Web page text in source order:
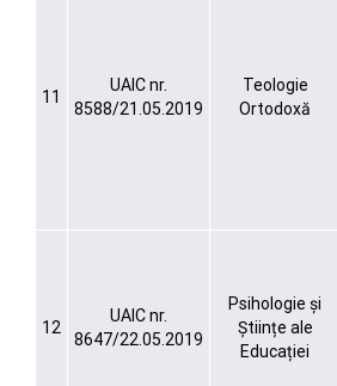
11
UAIC nr.
8588/21.05.2019
Teologie
Ortodoxă
12
UAIC nr.
8647/22.05.2019
Psihologie și
Științe ale
Educației